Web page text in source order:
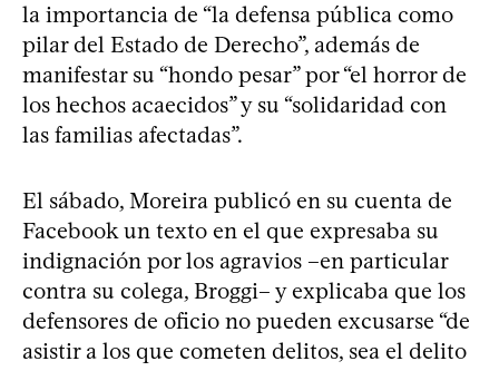
la importancia de “la defensa pública como
pilar del Estado de Derecho”, además de
manifestar su “hondo pesar” por “el horror de
los hechos acaecidos” y su “solidaridad con
las familias afectadas”.
El sábado, Moreira publicó en su cuenta de
Facebook un texto en el que expresaba su
indignación por los agravios –en particular
contra su colega, Broggi– y explicaba que los
defensores de oficio no pueden excusarse “de
asistir a los que cometen delitos, sea el delito